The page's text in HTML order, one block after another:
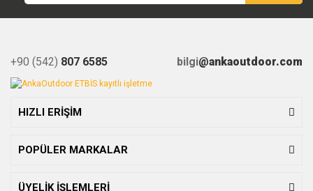
+90 (542) 807 6585 bilgi@ankaoutdoor.com
HIZLI ERİŞİM
POPÜLER MARKALAR
ÜYELİK İŞLEMLERİ